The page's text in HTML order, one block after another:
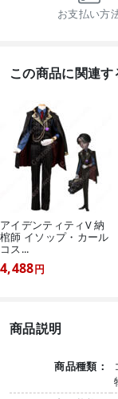
お支払い方
この商品に関連す
アイデンティティV 納
棺師 イソップ・カール
コス...
4,488円
商品説明
商品種類：